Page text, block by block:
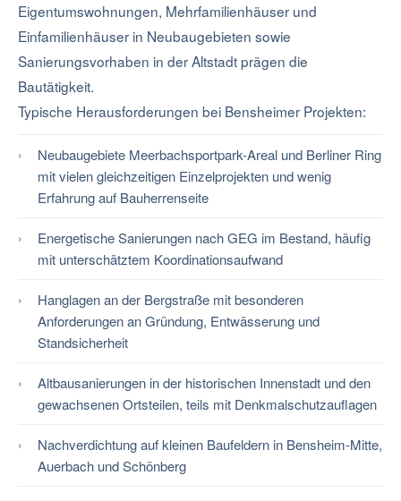
Eigentumswohnungen, Mehrfamilienhäuser und
Einfamilienhäuser in Neubaugebieten sowie
Sanierungsvorhaben in der Altstadt prägen die
Bautätigkeit.
Typische Herausforderungen bei Bensheimer Projekten:
Neubaugebiete Meerbachsportpark-Areal und Berliner Ring
mit vielen gleichzeitigen Einzelprojekten und wenig
Erfahrung auf Bauherrenseite
Energetische Sanierungen nach GEG im Bestand, häufig
mit unterschätztem Koordinationsaufwand
Hanglagen an der Bergstraße mit besonderen
Anforderungen an Gründung, Entwässerung und
Standsicherheit
Altbausanierungen in der historischen Innenstadt und den
gewachsenen Ortsteilen, teils mit Denkmalschutzauflagen
Nachverdichtung auf kleinen Baufeldern in Bensheim-Mitte,
Auerbach und Schönberg